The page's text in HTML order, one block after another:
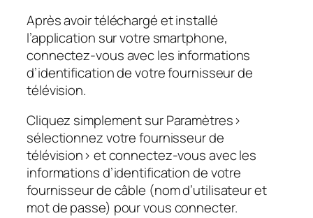
Après avoir téléchargé et installé
l’application sur votre smartphone,
connectez-vous avec les informations
d’identification de votre fournisseur de
télévision.
Cliquez simplement sur Paramètres>
sélectionnez votre fournisseur de
télévision> et connectez-vous avec les
informations d’identification de votre
fournisseur de câble (nom d’utilisateur et
mot de passe) pour vous connecter.